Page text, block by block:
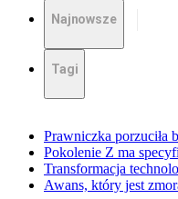
Najnowsze
Tagi
Prawniczka porzuciła
Pokolenie Z ma
Transformacja
Awans, który jest